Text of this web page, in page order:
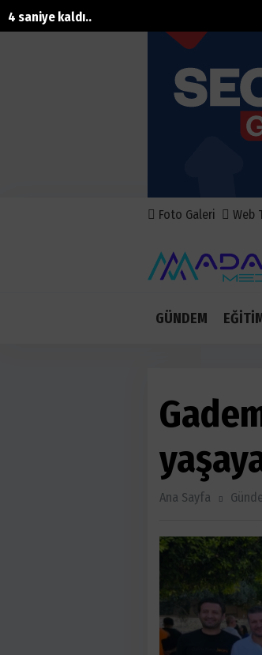
2 saniye kaldı..
Foto Galeri Web
GÜNDEM
Ana Sayfa